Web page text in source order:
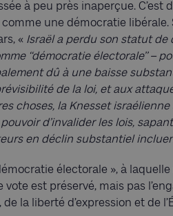
à peu près inaperçue. C’est
comme une démocratie
« Israël a perdu son statut de
‘‘démocratie électorale’’ –
dû à une baisse
de la loi, et aux
choses, la Knesset
d’invalider les lois,
en déclin substantiel
électorale », à
est préservé, mais pas
la liberté d’expression et de